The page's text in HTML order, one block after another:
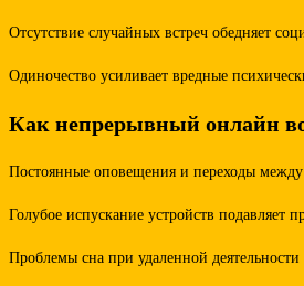
Отсутствие случайных встреч обедняет
Одиночество усиливает вредные
Как непрерывный онлайн
Постоянные оповещения и переходы между
Голубое испускание устройств
Проблемы сна при удаленной